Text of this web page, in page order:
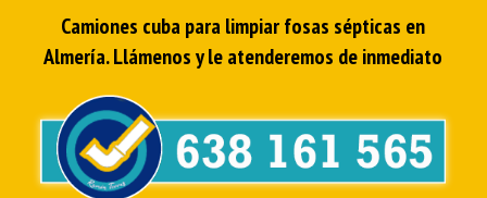
Camiones cuba para limpiar fosas sépticas en
Almería. Llámenos y le atenderemos de inmediato